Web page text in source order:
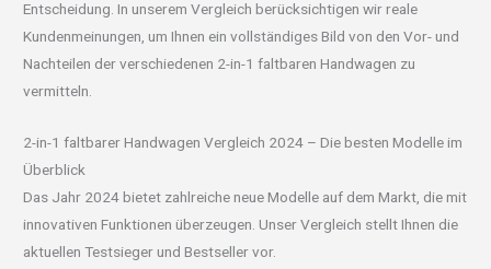
Entscheidung. In unserem Vergleich berücksichtigen wir reale
Kundenmeinungen, um Ihnen ein vollständiges Bild von den Vor- und
Nachteilen der verschiedenen 2-in-1 faltbaren Handwagen zu
vermitteln.
2-in-1 faltbarer Handwagen Vergleich 2024 – Die besten Modelle im
Überblick
Das Jahr 2024 bietet zahlreiche neue Modelle auf dem Markt, die mit
innovativen Funktionen überzeugen. Unser Vergleich stellt Ihnen die
aktuellen Testsieger und Bestseller vor.